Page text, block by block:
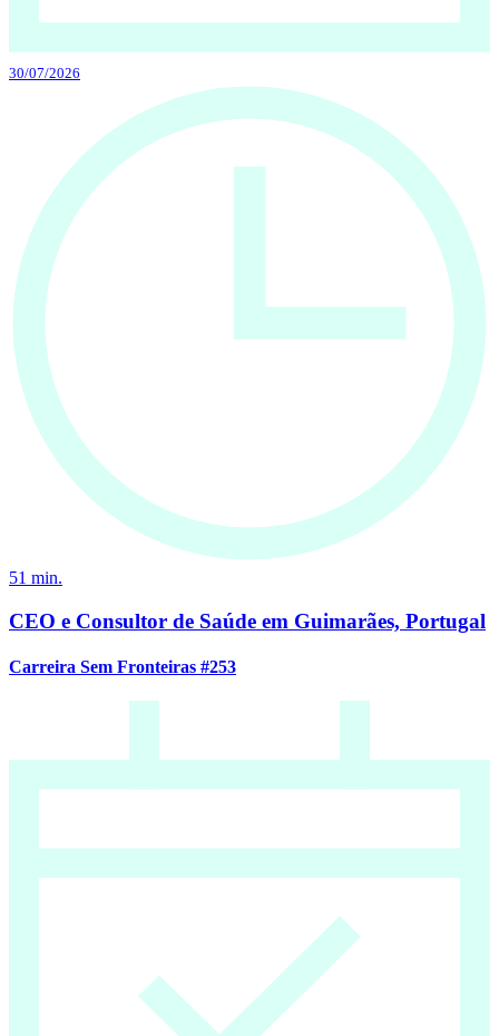
30/07/2026
51 min.
CEO e Consultor de Saúde em Guimarães, Portugal
Carreira Sem Fronteiras #253